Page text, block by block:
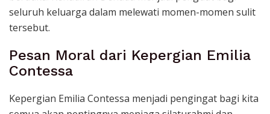
seluruh keluarga dalam melewati momen-momen sulit
tersebut.
Pesan Moral dari Kepergian Emilia
Contessa
Kepergian Emilia Contessa menjadi pengingat bagi kita